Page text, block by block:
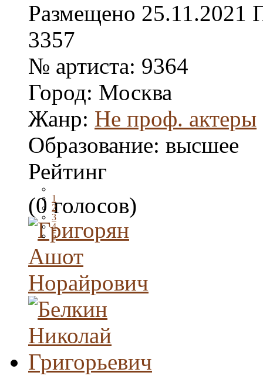
Размещено 25.11.2021
3357
№ артиста: 9364
Город: Москва
Жанр: Не проф. актеры
Образование: высшее
Рейтинг
1
2
3
4
5
(0 голосов)